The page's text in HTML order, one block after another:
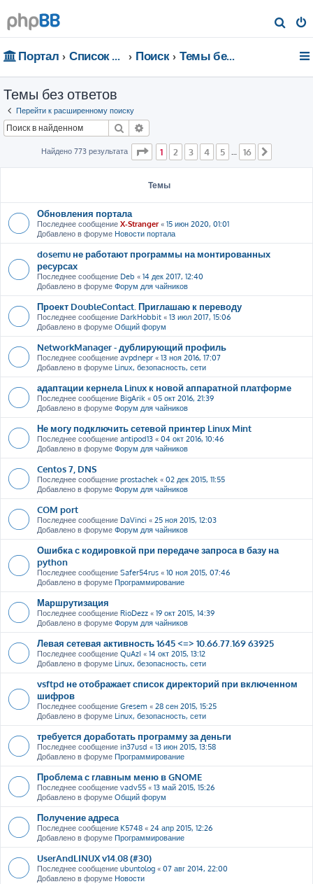
о
Портал Список форумов Поиск Темы без ответов
Темы без ответов
Перейти к расширенному поиску
Поиск
Найдено 773 результата Страница из 16
1 2 3 4 5 16
Темы
Обновления портала
Последнее сообщение X-Stranger« 15 июн 2020, 01:01
Добавлено в форуме Новости портала
dosemu не работают программы на монтированных
ресурсах
Последнее сообщение Deb « 14 дек 2017, 12:40
Добавлено в форуме Форум для чайников
Проект DoubleContact. Приглашаю к переводу
Последнее сообщение DarkHobbit « 13 июл 2017, 15:06
Добавлено в форуме Общий форум
NetworkManager - дублирующий профиль
Последнее сообщение avpdnepr « 13 ноя 2016, 17:07
Добавлено в форуме Linux, безопасность, сети
адаптации кернела Linux к новой аппаратной платформе
Последнее сообщение BigArik « 05 окт 2016, 21:39
Добавлено в форуме Форум для чайников
Не могу подключить сетевой принтер Linux Mint
Последнее сообщение antipod13 « 04 окт 2016, 10:46
Добавлено в форуме Форум для чайников
Centos 7, DNS
Последнее сообщение prostachek « 02 дек 2015, 11:55
Добавлено в форуме Форум для чайников
COM port
Последнее сообщение DaVinci « 25 ноя 2015, 12:03
Добавлено в форуме Форум для чайников
Ошибка с кодировкой при передаче запроса в базу на
python
Последнее сообщение Safer54rus « 10 ноя 2015, 07:46
Добавлено в форуме Программирование
Маршрутизация
Последнее сообщение RioDezz « 19 окт 2015, 14:39
Добавлено в форуме Форум для чайников
Левая сетевая активность 1645 <=> 10.66.77.169 63925
Последнее сообщение QuAzI « 14 окт 2015, 13:12
Добавлено в форуме Linux, безопасность, сети
vsftpd не отображает список директорий при включенном
шифров
Последнее сообщение Gresem « 28 сен 2015, 15:25
Добавлено в форуме Linux, безопасность, сети
требуется доработать программу за деньги
Последнее сообщение in37usd « 13 июн 2015, 13:58
Добавлено в форуме Программирование
Проблема с главным меню в GNOME
Последнее сообщение vadv55 « 13 май 2015, 15:26
Добавлено в форуме Общий форум
Получение адреса
Последнее сообщение K5748 « 24 апр 2015, 12:26
Добавлено в форуме Программирование
UserAndLINUX v14.08 (#30)
Последнее сообщение ubuntolog « 07 авг 2014, 22:00
Добавлено в форуме Новости